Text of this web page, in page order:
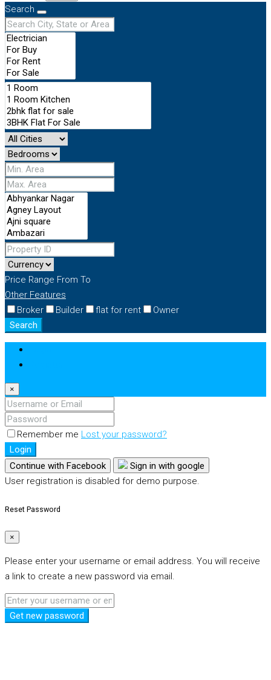
Search
Price Range From To
Other Features
Broker
Builder flat for rent
Owner
Search
×
Remember me Lost your password?
Login
Continue with Facebook
Sign in with google
User registration is disabled for demo purpose.
Reset Password
×
Please enter your username or email address. You will receive
a link to create a new password via email.
Get new password